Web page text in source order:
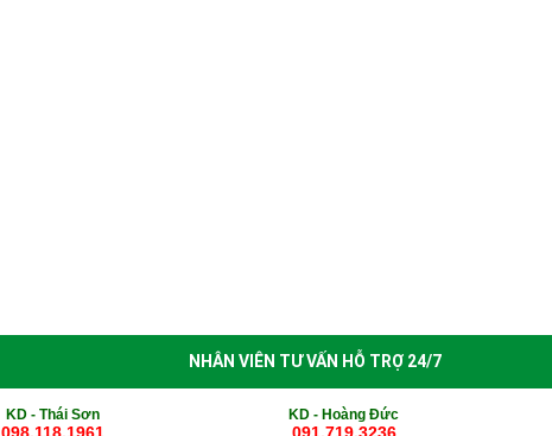
NHÂN VIÊN TƯ VẤN HỖ TRỢ 24/7
KD - Thái Sơn KD - Hoàng Đức